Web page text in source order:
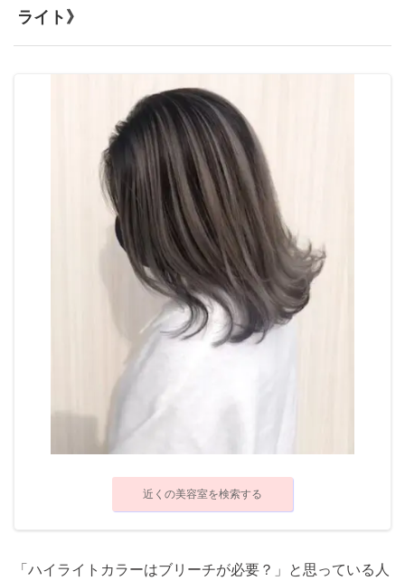
ライト》
近くの美容室を検索する
「ハイライトカラーはブリーチが必要？」と思っている人